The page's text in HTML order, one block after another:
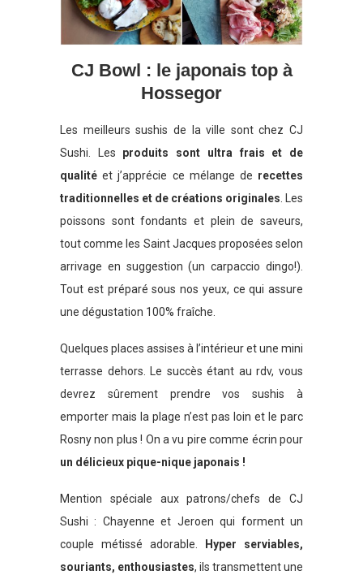
CJ Bowl : le japonais top à
Hossegor
Les meilleurs sushis de la ville sont chez CJ
Sushi. Les produits sont ultra frais et de
qualité et j’apprécie ce mélange de recettes
traditionnelles et de créations originales. Les
poissons sont fondants et plein de saveurs,
tout comme les Saint Jacques proposées selon
arrivage en suggestion (un carpaccio dingo!).
Tout est préparé sous nos yeux, ce qui assure
une dégustation 100% fraîche.
Quelques places assises à l’intérieur et une mini
terrasse dehors. Le succès étant au rdv, vous
devrez sûrement prendre vos sushis à
emporter mais la plage n’est pas loin et le parc
Rosny non plus ! On a vu pire comme écrin pour
un délicieux pique-nique japonais !
Mention spéciale aux patrons/chefs de CJ
Sushi : Chayenne et Jeroen qui forment un
couple métissé adorable.
Hyper serviables,
souriants, enthousiastes, ils transmettent une